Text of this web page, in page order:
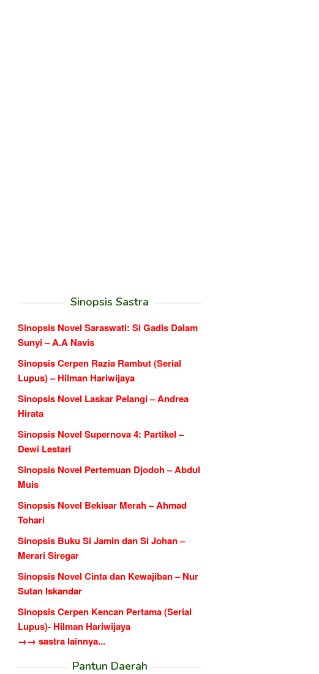
Sinopsis Sastra
Sinopsis Novel Saraswati: Si Gadis Dalam
Sunyi – A.A Navis
Sinopsis Cerpen Razia Rambut (Serial
Lupus) – Hilman Hariwijaya
Sinopsis Novel Laskar Pelangi – Andrea
Hirata
Sinopsis Novel Supernova 4: Partikel –
Dewi Lestari
Sinopsis Novel Pertemuan Djodoh – Abdul
Muis
Sinopsis Novel Bekisar Merah – Ahmad
Tohari
Sinopsis Buku Si Jamin dan Si Johan –
Merari Siregar
Sinopsis Novel Cinta dan Kewajiban – Nur
Sutan Iskandar
Sinopsis Cerpen Kencan Pertama (Serial
Lupus)- Hilman Hariwijaya
→→ sastra lainnya...
Pantun Daerah